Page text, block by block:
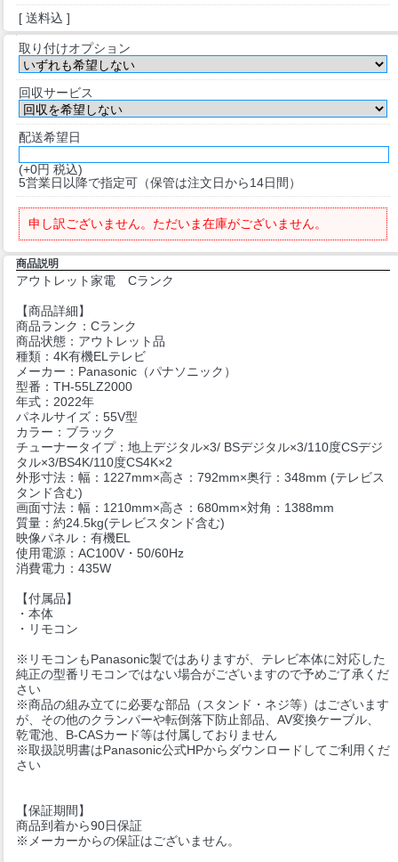
[ 送料込 ]
取り付けオプション
回収サービス
配送希望日
(+0円 税込)
5営業日以降で指定可（保管は注文日から14日間）
申し訳ございません。ただいま在庫がございません。
商品説明
アウトレット家電 Cランク
【商品詳細】
商品ランク：Cランク
商品状態：アウトレット品
種類：4K有機ELテレビ
メーカー：Panasonic（パナソニック）
型番：TH-55LZ2000
年式：2022年
パネルサイズ：55V型
カラー：ブラック
チューナータイプ：地上デジタル×3/ BSデジタル×3/110度CSデジ
タル×3/BS4K/110度CS4K×2
外形寸法：幅：1227mm×高さ：792mm×奥行：348mm (テレビス
タンド含む)
画面寸法：幅：1210mm×高さ：680mm×対角：1388mm
質量：約24.5kg(テレビスタンド含む)
映像パネル：有機EL
使用電源：AC100V・50/60Hz
消費電力：435W
【付属品】
・本体
・リモコン
※リモコンもPanasonic製ではありますが、テレビ本体に対応した
純正の型番リモコンではない場合がございますので予めご了承くだ
さい
※商品の組み立てに必要な部品（スタンド・ネジ等）はございます
が、その他のクランパーや転倒落下防止部品、AV変換ケーブル、
乾電池、B-CASカード等は付属しておりません
※取扱説明書はPanasonic公式HPからダウンロードしてご利用くだ
さい
【保証期間】
商品到着から90日保証
※メーカーからの保証はございません。